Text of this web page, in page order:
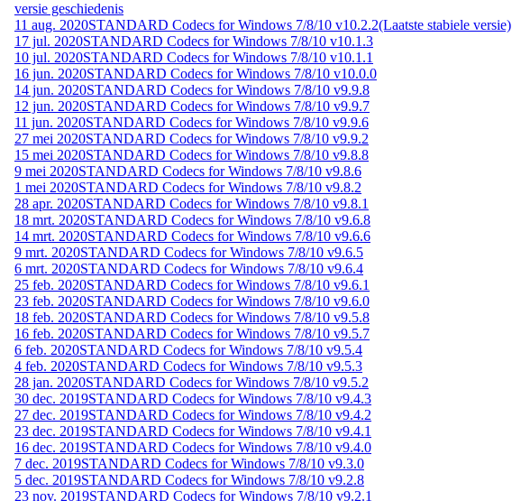
versie geschiedenis
11 aug. 2020STANDARD Codecs for Windows 7/8/10 v10.2.2(Laatste stabiele versie)
17 jul. 2020STANDARD Codecs for Windows 7/8/10 v10.1.3
10 jul. 2020STANDARD Codecs for Windows 7/8/10 v10.1.1
16 jun. 2020STANDARD Codecs for Windows 7/8/10 v10.0.0
14 jun. 2020STANDARD Codecs for Windows 7/8/10 v9.9.8
12 jun. 2020STANDARD Codecs for Windows 7/8/10 v9.9.7
11 jun. 2020STANDARD Codecs for Windows 7/8/10 v9.9.6
27 mei 2020STANDARD Codecs for Windows 7/8/10 v9.9.2
15 mei 2020STANDARD Codecs for Windows 7/8/10 v9.8.8
9 mei 2020STANDARD Codecs for Windows 7/8/10 v9.8.6
1 mei 2020STANDARD Codecs for Windows 7/8/10 v9.8.2
28 apr. 2020STANDARD Codecs for Windows 7/8/10 v9.8.1
18 mrt. 2020STANDARD Codecs for Windows 7/8/10 v9.6.8
14 mrt. 2020STANDARD Codecs for Windows 7/8/10 v9.6.6
9 mrt. 2020STANDARD Codecs for Windows 7/8/10 v9.6.5
6 mrt. 2020STANDARD Codecs for Windows 7/8/10 v9.6.4
25 feb. 2020STANDARD Codecs for Windows 7/8/10 v9.6.1
23 feb. 2020STANDARD Codecs for Windows 7/8/10 v9.6.0
18 feb. 2020STANDARD Codecs for Windows 7/8/10 v9.5.8
16 feb. 2020STANDARD Codecs for Windows 7/8/10 v9.5.7
6 feb. 2020STANDARD Codecs for Windows 7/8/10 v9.5.4
4 feb. 2020STANDARD Codecs for Windows 7/8/10 v9.5.3
28 jan. 2020STANDARD Codecs for Windows 7/8/10 v9.5.2
30 dec. 2019STANDARD Codecs for Windows 7/8/10 v9.4.3
27 dec. 2019STANDARD Codecs for Windows 7/8/10 v9.4.2
23 dec. 2019STANDARD Codecs for Windows 7/8/10 v9.4.1
16 dec. 2019STANDARD Codecs for Windows 7/8/10 v9.4.0
7 dec. 2019STANDARD Codecs for Windows 7/8/10 v9.3.0
5 dec. 2019STANDARD Codecs for Windows 7/8/10 v9.2.8
23 nov. 2019STANDARD Codecs for Windows 7/8/10 v9.2.1